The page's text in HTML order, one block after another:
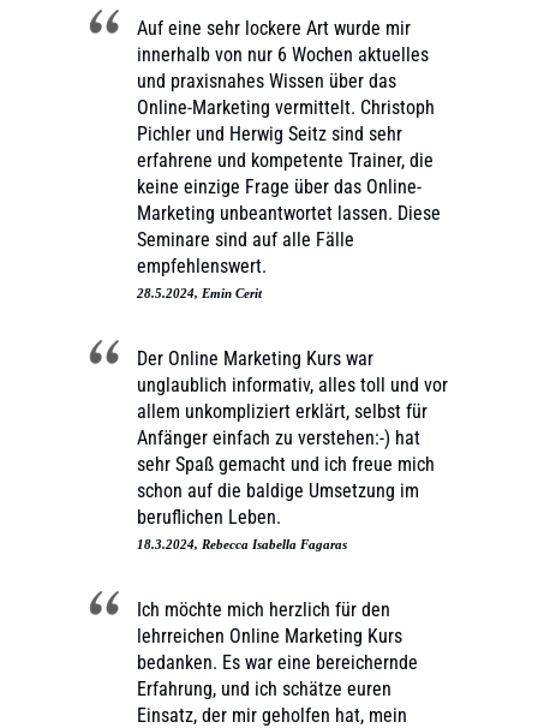
Auf eine sehr lockere Art wurde mir
innerhalb von nur 6 Wochen aktuelles
und praxisnahes Wissen über das
Online-Marketing vermittelt. Christoph
Pichler und Herwig Seitz sind sehr
erfahrene und kompetente Trainer, die
keine einzige Frage über das Online-
Marketing unbeantwortet lassen. Diese
Seminare sind auf alle Fälle
empfehlenswert.
28.5.2024, Emin Cerit
Der Online Marketing Kurs war
unglaublich informativ, alles toll und vor
allem unkompliziert erklärt, selbst für
Anfänger einfach zu verstehen:-) hat
sehr Spaß gemacht und ich freue mich
schon auf die baldige Umsetzung im
beruflichen Leben.
18.3.2024, Rebecca Isabella Fagaras
Ich möchte mich herzlich für den
lehrreichen Online Marketing Kurs
bedanken. Es war eine bereichernde
Erfahrung, und ich schätze euren
Einsatz, der mir geholfen hat, mein